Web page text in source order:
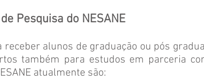
Pesquisa do NESANE
receber alunos de graduação ou pós
também para estudos em parceria
atualmente são: